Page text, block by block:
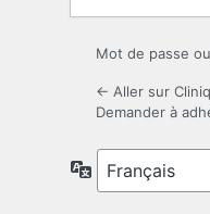
Mot de passe
← Aller sur
Demander à
Langue